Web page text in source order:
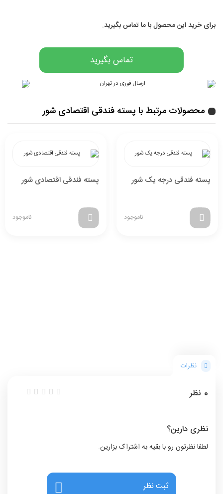
برای خرید این محصول با ما تماس بگیرید.
تماس بگیرید
محصولات مرتبط با پسته فندقی اقتصادی شور
پسته فندقی درجه یک شور
ناموجود
پسته فندقی اقتصادی شور
ناموجود
نظرات
0 نظر
نظری دارین؟
لطفا نظرتون رو با بقیه به اشتراک بزارین.
ثبت نظر